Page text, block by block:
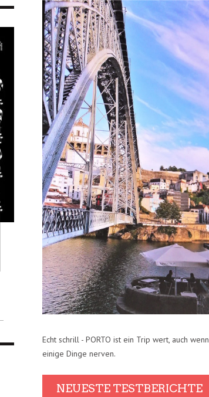
Echt schrill - PORTO ist ein Trip wert, auch wenn
einige Dinge nerven.
NEUESTE TESTBERICHTE